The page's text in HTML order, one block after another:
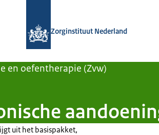
Zorginstituut Nederland
en oefentherapie (Zvw)
uit het basispakket,